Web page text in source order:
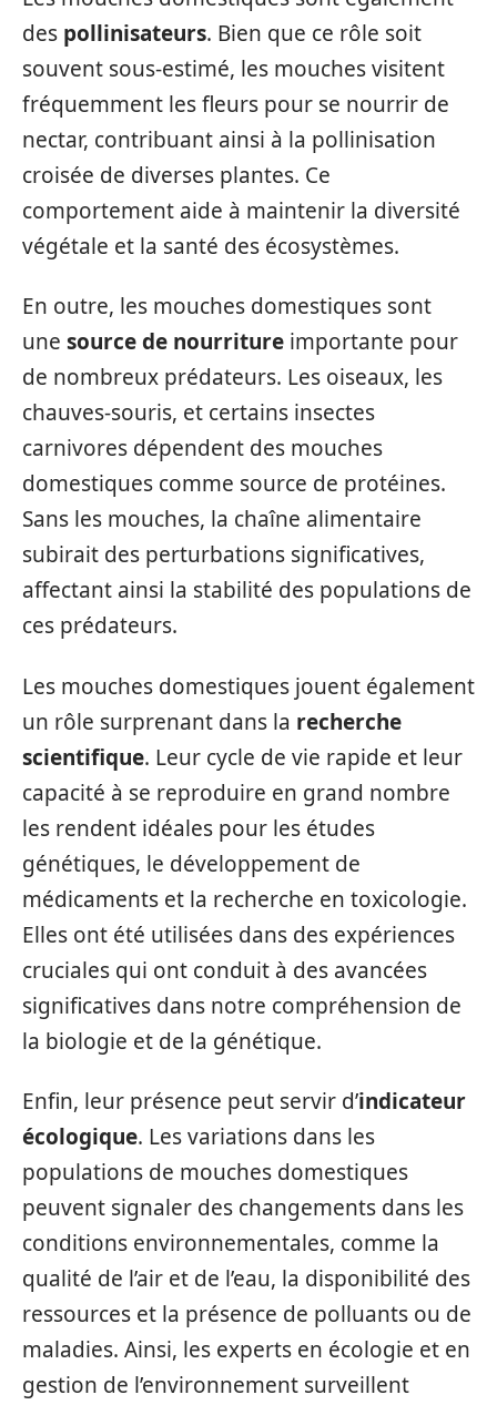
des pollinisateurs. Bien que ce rôle soit
souvent sous-estimé, les mouches visitent
fréquemment les fleurs pour se nourrir de
nectar, contribuant ainsi à la pollinisation
croisée de diverses plantes. Ce
comportement aide à maintenir la diversité
végétale et la santé des écosystèmes.
En outre, les mouches domestiques sont
une source de nourriture importante pour
de nombreux prédateurs. Les oiseaux, les
chauves-souris, et certains insectes
carnivores dépendent des mouches
domestiques comme source de protéines.
Sans les mouches, la chaîne alimentaire
subirait des perturbations significatives,
affectant ainsi la stabilité des populations de
ces prédateurs.
Les mouches domestiques jouent également
un rôle surprenant dans la recherche
scientifique. Leur cycle de vie rapide et leur
capacité à se reproduire en grand nombre
les rendent idéales pour les études
génétiques, le développement de
médicaments et la recherche en toxicologie.
Elles ont été utilisées dans des expériences
cruciales qui ont conduit à des avancées
significatives dans notre compréhension de
la biologie et de la génétique.
Enfin, leur présence peut servir d’indicateur
écologique. Les variations dans les
populations de mouches domestiques
peuvent signaler des changements dans les
conditions environnementales, comme la
qualité de l’air et de l’eau, la disponibilité des
ressources et la présence de polluants ou de
maladies. Ainsi, les experts en écologie et en
gestion de l’environnement surveillent